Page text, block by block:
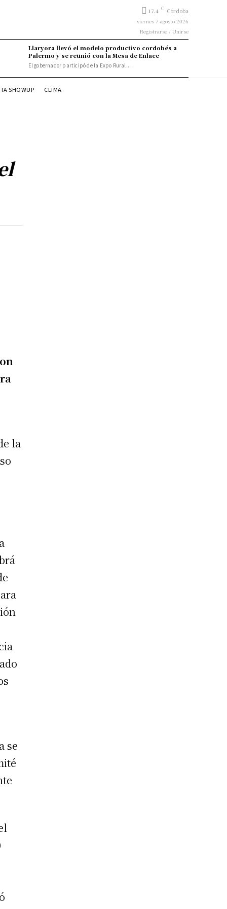
17.4 C Córdoba
viernes 7 agosto 2026
Registrarse / Unirse
Llaryora llevó el modelo productivo cordobés a
Palermo y se reunió con la Mesa de Enlace
El gobernador participó de la Expo Rural...
SHOWUP CLIMA
la
se